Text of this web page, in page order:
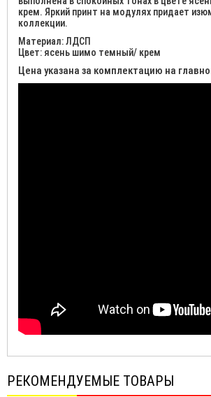
крем. Яркий принт на модулях придает
коллекции.
Материал: ЛДСП
Цвет: ясень шимо темный/ крем
Цена указана за комплектацию на
РЕКОМЕНДУЕМЫЕ ТОВАРЫ